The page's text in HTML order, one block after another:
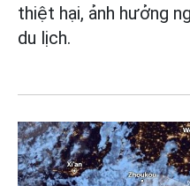
thiệt hại, ảnh hưởng
du lịch.